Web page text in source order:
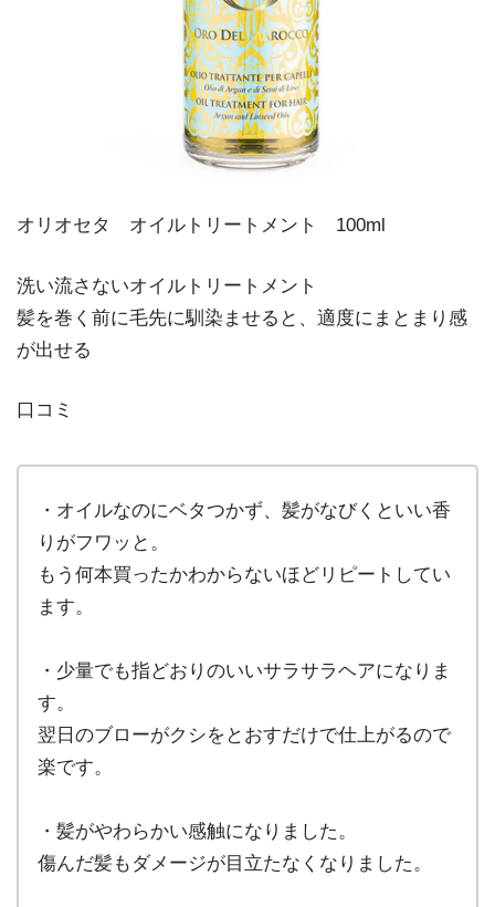
オリオセタ オイルトリートメント 100ml
洗い流さないオイルトリートメント
髪を巻く前に毛先に馴染ませると、適度にまとまり感
が出せる
口コミ
・オイルなのにベタつかず、髪がなびくといい香
りがフワッと。
もう何本買ったかわからないほどリピートしてい
ます。
・少量でも指どおりのいいサラサラヘアになりま
す。
翌日のブローがクシをとおすだけで仕上がるので
楽です。
・髪がやわらかい感触になりました。
傷んだ髪もダメージが目立たなくなりました。